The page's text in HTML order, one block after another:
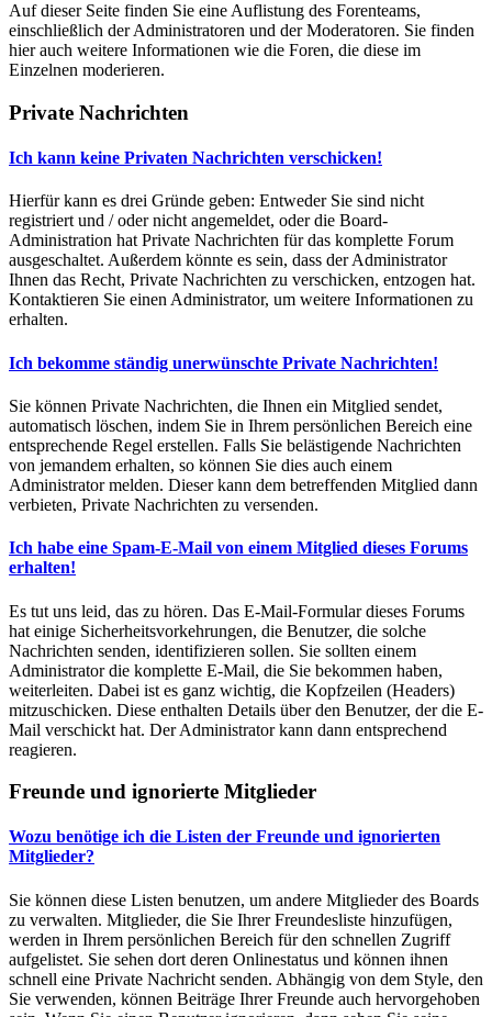
Auf dieser Seite finden Sie eine Auflistung des Forenteams,
einschließlich der Administratoren und der Moderatoren. Sie finden
hier auch weitere Informationen wie die Foren, die diese im
Einzelnen moderieren.
Private Nachrichten
Ich kann keine Privaten Nachrichten verschicken!
Hierfür kann es drei Gründe geben: Entweder Sie sind nicht
registriert und / oder nicht angemeldet, oder die Board-
Administration hat Private Nachrichten für das komplette Forum
ausgeschaltet. Außerdem könnte es sein, dass der Administrator
Ihnen das Recht, Private Nachrichten zu verschicken, entzogen hat.
Kontaktieren Sie einen Administrator, um weitere Informationen zu
erhalten.
Ich bekomme ständig unerwünschte Private Nachrichten!
Sie können Private Nachrichten, die Ihnen ein Mitglied sendet,
automatisch löschen, indem Sie in Ihrem persönlichen Bereich eine
entsprechende Regel erstellen. Falls Sie belästigende Nachrichten
von jemandem erhalten, so können Sie dies auch einem
Administrator melden. Dieser kann dem betreffenden Mitglied dann
verbieten, Private Nachrichten zu versenden.
Ich habe eine Spam-E-Mail von einem Mitglied dieses Forums
erhalten!
Es tut uns leid, das zu hören. Das E-Mail-Formular dieses Forums
hat einige Sicherheitsvorkehrungen, die Benutzer, die solche
Nachrichten senden, identifizieren sollen. Sie sollten einem
Administrator die komplette E-Mail, die Sie bekommen haben,
weiterleiten. Dabei ist es ganz wichtig, die Kopfzeilen (Headers)
mitzuschicken. Diese enthalten Details über den Benutzer, der die E-
Mail verschickt hat. Der Administrator kann dann entsprechend
reagieren.
Freunde und ignorierte Mitglieder
Wozu benötige ich die Listen der Freunde und ignorierten
Mitglieder?
Sie können diese Listen benutzen, um andere Mitglieder des Boards
zu verwalten. Mitglieder, die Sie Ihrer Freundesliste hinzufügen,
werden in Ihrem persönlichen Bereich für den schnellen Zugriff
aufgelistet. Sie sehen dort deren Onlinestatus und können ihnen
schnell eine Private Nachricht senden. Abhängig von dem Style, den
Sie verwenden, können Beiträge Ihrer Freunde auch hervorgehoben